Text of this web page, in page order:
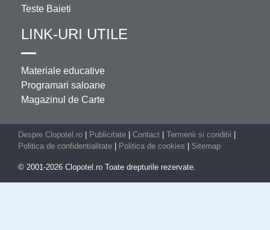
Teste Baieti
LINK-URI UTILE
Materiale educative
Programari saloane
Magazinul de Carte
Despre Clopotel.ro Publicitate Contact Termenii si conditii
Politica de confidentialitate
Politica de cookies Sitemap
© 2001-2026 Clopotel.ro Toate drepturile rezervate.